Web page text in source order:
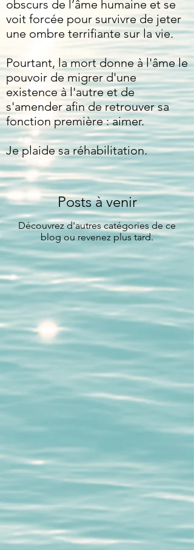
obscurs de l’âme humaine et se
voit forcée pour survivre de jeter
une ombre terrifiante sur la vie.
Pourtant, la mort donne à l'âme le
pouvoir de migrer d'une
existence à l'autre et de
s'amender afin de retrouver sa
fonction première : aimer.
Je plaide sa réhabilitation.
Posts à venir
Découvrez d'autres catégories de ce
blog ou revenez plus tard.